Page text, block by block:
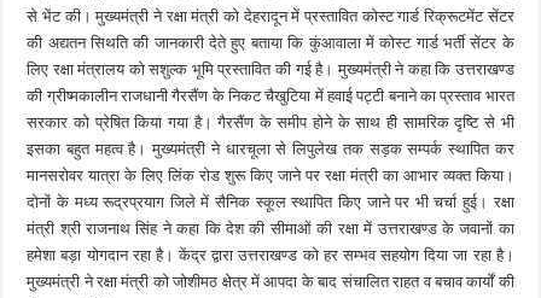
से भेंट की। मुख्यमंत्री ने रक्षा मंत्री को देहरादून में प्रस्तावित कोस्ट गार्ड रिक्रूटमेंट सेंटर
की अद्यतन सिथति की जानकारी देते हुए बताया कि कुंआवाला में कोस्ट गार्ड भर्ती सेंटर के
लिए रक्षा मंत्रालय को सशुल्क भूमि प्रस्तावित की गई है। मुख्यमंत्री ने कहा कि उत्तराखण्ड
की ग्रीष्मकालीन राजधानी गैरसैंण के निकट चैखुटिया में हवाई पट्टी बनाने का प्रस्ताव भारत
सरकार को प्रेषित किया गया है। गैरसैंण के समीप होने के साथ ही सामरिक दृष्टि से भी
इसका बहुत महत्व है। मुख्यमंत्री ने धारचूला से लिपुलेख तक सड़क सम्पर्क स्थापित कर
मानसरोवर यात्रा के लिए लिंक रोड शुरू किए जाने पर रक्षा मंत्री का आभार व्यक्त किया।
दोनों के मध्य रूद्रप्रयाग जिले में सैनिक स्कूल स्थापित किए जाने पर भी चर्चा हुई। रक्षा
मंत्री श्री राजनाथ सिंह ने कहा कि देश की सीमाओं की रक्षा में उत्तराखण्ड के जवानों का
हमेशा बड़ा योगदान रहा है। केंद्र द्वारा उत्तराखण्ड को हर सम्भव सहयोग दिया जा रहा है।
मुख्यमंत्री ने रक्षा मंत्री को जोशीमठ क्षेत्र में आपदा के बाद संचालित राहत व बचाव कार्यों की